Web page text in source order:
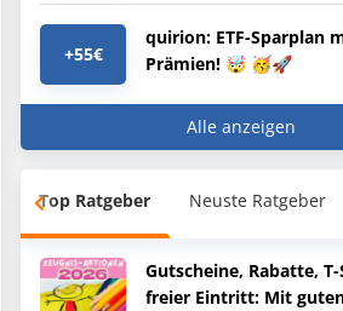
+55€
quirion: ETF-Sparplan
Prämien! 🤯 🥳🚀
Alle anzeigen
Top Ratgeber Neuste Ratgeber
Gutscheine, Rabatte,
freier Eintritt: Mit